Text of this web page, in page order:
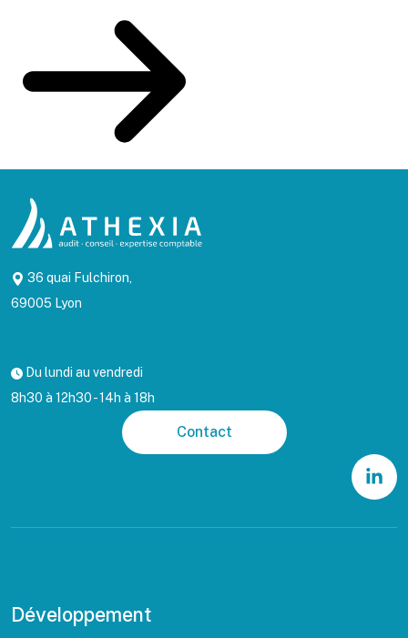
36 quai Fulchiron,
69005 Lyon
Du lundi au vendredi
8h30 à 12h30 - 14h à 18h
Contact
Développement